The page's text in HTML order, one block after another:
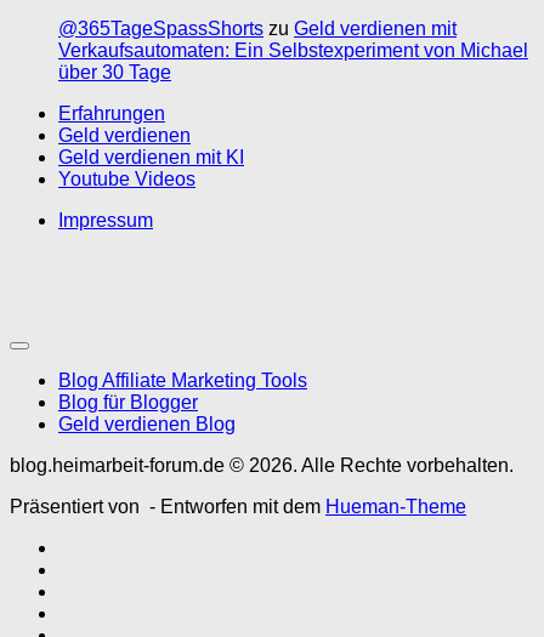
@365TageSpassShorts zu Geld verdienen mit
Verkaufsautomaten: Ein Selbstexperiment von Michael
über 30 Tage
Erfahrungen
Geld verdienen
Geld verdienen mit KI
Youtube Videos
Impressum
Blog Affiliate Marketing Tools
Blog für Blogger
Geld verdienen Blog
blog.heimarbeit-forum.de © 2026. Alle Rechte vorbehalten.
Präsentiert von - Entworfen mit dem Hueman-Theme